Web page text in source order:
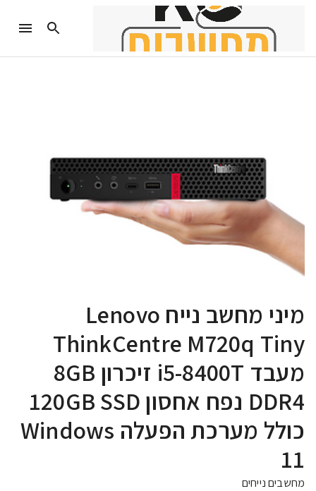
מיני מחשב נייח Lenovo
ThinkCentre M720q Tiny
מעבד i5-8400T זיכרון 8GB
DDR4 נפח אחסון 120GB SSD
כולל מערכת הפעלה Windows
11
מחשבים נייחים